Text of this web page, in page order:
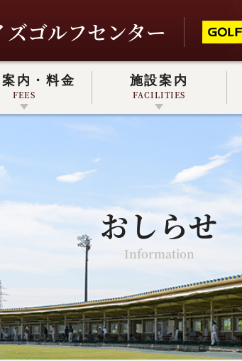
ゴルフセンター
内・料金
FEES
施設案内
FACILITIES
おしらせ
Information